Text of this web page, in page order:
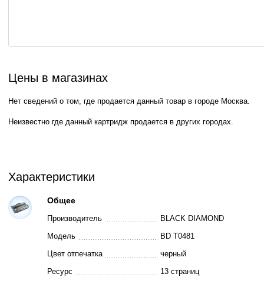
Цены в магазинах
Нет сведений о том, где продается данный товар в городе Москва.
Неизвестно где данный картридж продается в других городах.
Характеристики
Общее
Производитель
BLACK DIAMOND
Модель
BD T0481
Цвет отпечатка
черный
Ресурс
13 страниц